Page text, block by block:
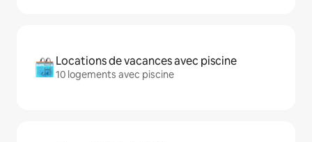
Locations de vacances avec piscine
10 logements avec piscine